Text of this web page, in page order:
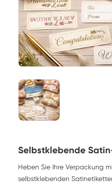
Selbstklebende
Heben Sie Ihre Verpackung
selbstklebenden